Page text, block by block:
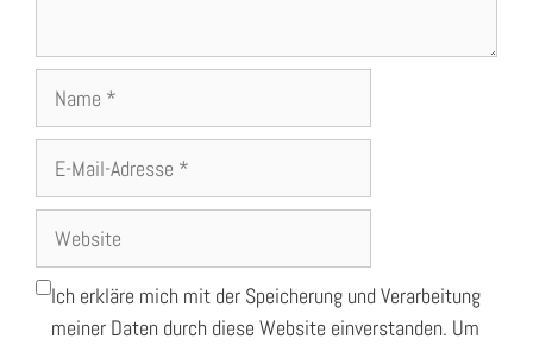
Name
Adresse
Website
Ich erkläre mich mit der Speicherung und Verarbeitung
meiner Daten durch diese Website einverstanden. Um